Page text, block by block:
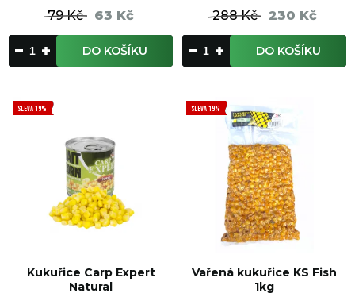
79 Kč 63 Kč
DO KOŠÍKU
288 Kč 230 Kč
DO KOŠÍKU
SLEVA 19%
Kukuřice Carp Expert
Natural
SLEVA 19%
Vařená kukuřice KS Fish
1kg